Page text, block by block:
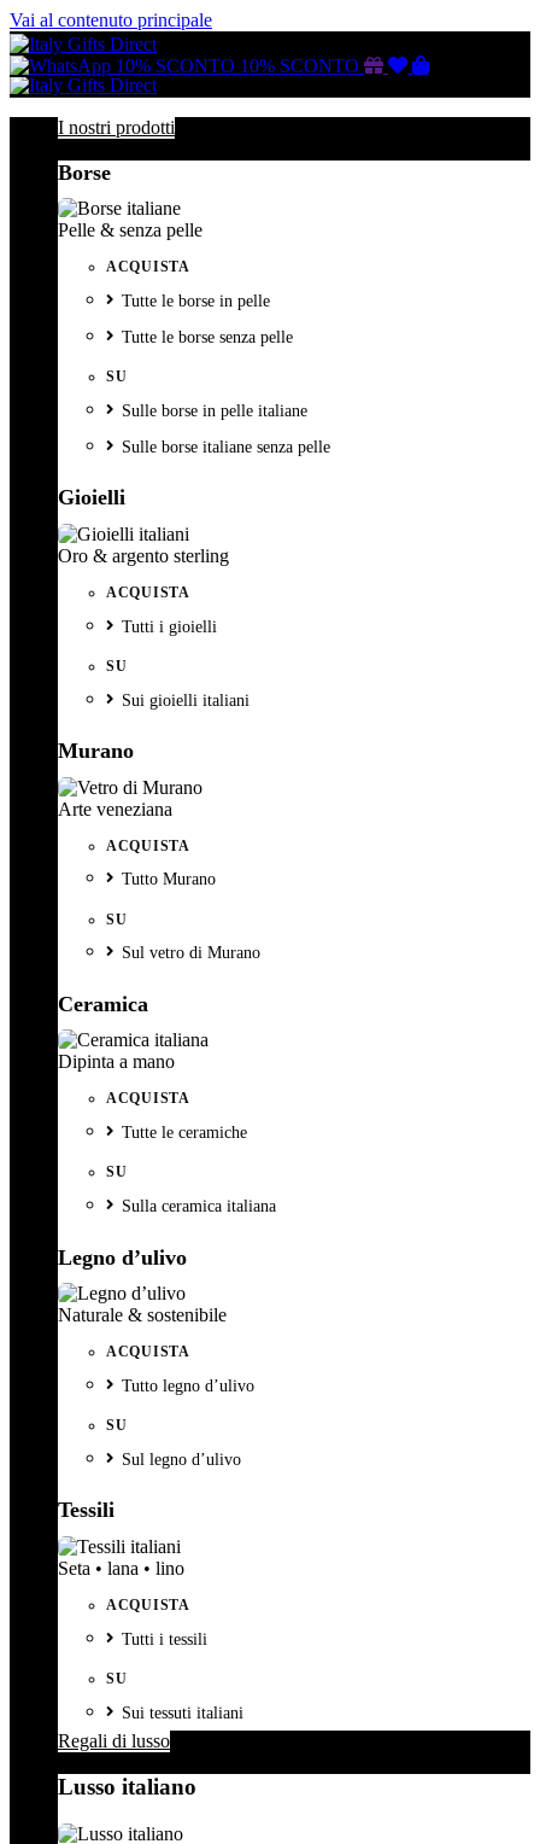
Vai al contenuto principale
10% SCONTO 10% SCONTO
Buono
ListaCarrello
I nostri prodotti
Borse
Pelle & senza pelle
ACQUISTA
Tutte le borse in pelle
Tutte le borse senza pelle
SU
Sulle borse in pelle italiane
Sulle borse italiane senza pelle
Gioielli
Oro & argento sterling
ACQUISTA
Tutti i gioielli
SU
Sui gioielli italiani
Murano
Arte veneziana
ACQUISTA
Tutto Murano
SU
Sul vetro di Murano
Ceramica
Dipinta a mano
ACQUISTA
Tutte le ceramiche
SU
Sulla ceramica italiana
Legno d’ulivo
Naturale & sostenibile
ACQUISTA
Tutto legno d’ulivo
SU
Sul legno d’ulivo
Tessili
Seta • lana • lino
ACQUISTA
Tutti i tessili
SU
Sui tessuti italiani
Regali di lusso
Lusso italiano